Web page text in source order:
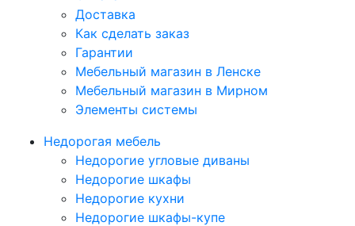
Доставка
Как сделать заказ
Гарантии
Мебельный магазин в Ленске
Мебельный магазин в Мирном
Элементы системы
Недорогая мебель
Недорогие угловые диваны
Недорогие шкафы
Недорогие кухни
Недорогие шкафы-купе